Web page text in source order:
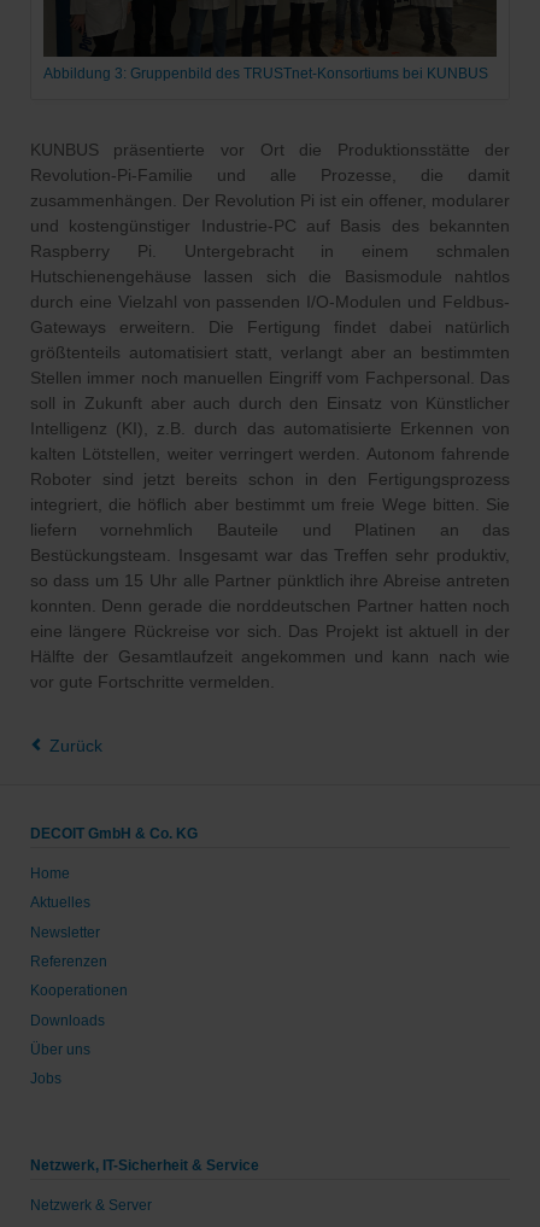
Abbildung 3: Gruppenbild des TRUSTnet-Konsortiums bei KUNBUS
KUNBUS präsentierte vor Ort die Produktionsstätte der
Revolution-Pi-Familie und alle Prozesse, die damit
zusammenhängen. Der Revolution Pi ist ein offener, modularer
und kostengünstiger Industrie-PC auf Basis des bekannten
Raspberry Pi. Untergebracht in einem schmalen
Hutschienengehäuse lassen sich die Basismodule nahtlos
durch eine Vielzahl von passenden I/O-Modulen und Feldbus-
Gateways erweitern. Die Fertigung findet dabei natürlich
größtenteils automatisiert statt, verlangt aber an bestimmten
Stellen immer noch manuellen Eingriff vom Fachpersonal. Das
soll in Zukunft aber auch durch den Einsatz von Künstlicher
Intelligenz (KI), z.B. durch das automatisierte Erkennen von
kalten Lötstellen, weiter verringert werden. Autonom fahrende
Roboter sind jetzt bereits schon in den Fertigungsprozess
integriert, die höflich aber bestimmt um freie Wege bitten. Sie
liefern vornehmlich Bauteile und Platinen an das
Bestückungsteam. Insgesamt war das Treffen sehr produktiv,
so dass um 15 Uhr alle Partner pünktlich ihre Abreise antreten
konnten. Denn gerade die norddeutschen Partner hatten noch
eine längere Rückreise vor sich. Das Projekt ist aktuell in der
Hälfte der Gesamtlaufzeit angekommen und kann nach wie
vor gute Fortschritte vermelden.
Zurück
DECOIT GmbH & Co. KG
Home
Aktuelles
Newsletter
Referenzen
Kooperationen
Downloads
Über uns
Jobs
Netzwerk, IT-Sicherheit & Service
Netzwerk & Server